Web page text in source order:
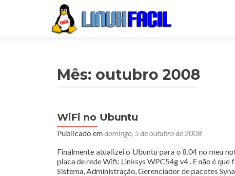
Mês: outubro 2008
WiFi no Ubuntu
Publicado emdomingo, 5 de outubro de 2008
Finalmente atualizei o Ubuntu para o 8.04 no meu
placa de rede Wifi: Linksys WPC54g v4 . E não é
Sistema, Administração, Gerenciador de pacotes
Navegação
por
posts